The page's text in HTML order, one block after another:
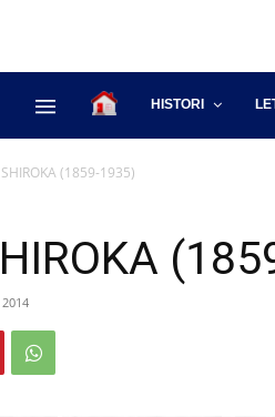
HISTORI
SHIROKA (1859-1935)